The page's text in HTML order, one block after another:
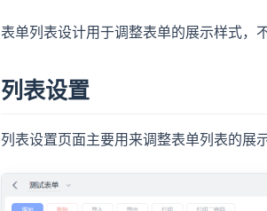
表单列表设计用于调整表单的展示样式，
列表设置
列表设置页面主要用来调整表单列表的展